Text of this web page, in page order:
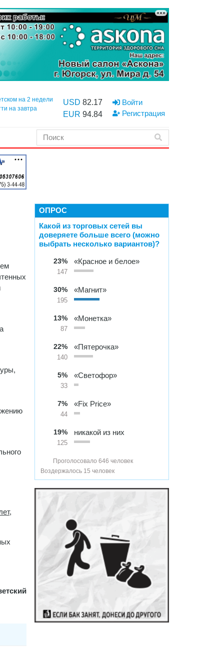
на 2 недели
на завтра
USD 82.17
EUR 94.84
Войти
Регистрация
ОПРОС
Какой из торговых сетей вы
доверяете больше всего (можно
выбрать несколько вариантов)?
23%
147
«Красное и белое»
30%
195
«Магнит»
13%
87
«Монетка»
22%
140
«Пятерочка»
5%
33
«Светофор»
7%
44
«Fix Price»
19%
125
никакой из них
Проголосовало 646 человек
Воздержалось 15 человек